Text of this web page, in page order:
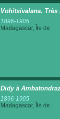
Vohitsivalana.
1896-1905
Madagascar, Île de
Didy à
1896-1905
Madagascar, Île de